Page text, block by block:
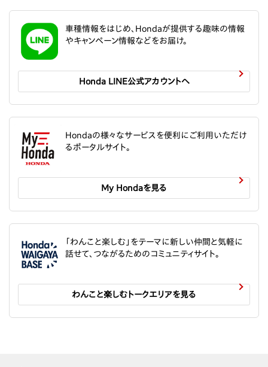
車種情報をはじめ、Hondaが提供する趣味の情報
やキャンペーン情報などをお届け。
Honda LINE公式アカウントへ
Hondaの様々なサービスを便利にご利用いただけ
るポータルサイト。
My Hondaを見る
「わんこと楽しむ」をテーマに新しい仲間と気軽に
話せて、つながるためのコミュニティサイト。
わんこと楽しむトークエリアを見る